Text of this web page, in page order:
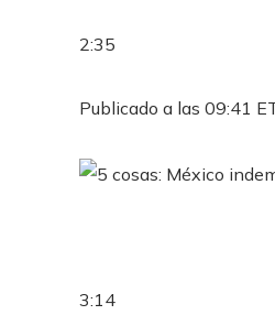
2:35
Publicado a las 09:41
3:14